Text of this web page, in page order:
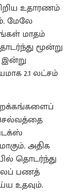
உதாரணம்
மேலே
மாதம்
மூன்று
2.1 லட்சம்
அதிக
தொடர்ந்து
பணத்
உதவும்.